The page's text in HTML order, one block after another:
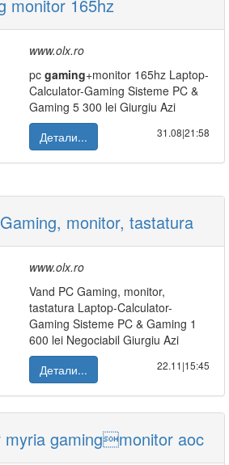
monitor 165hz
www.olx.ro
pc gaming+monitor 165hz Laptop-
Calculator-Gaming Sisteme PC &
Gaming 5 300 lei Giurgiu Azi
Детали...
31.08|21:58
monitor, tastatura
www.olx.ro
Vand PC Gaming, monitor,
tastatura Laptop-Calculator-
Gaming Sisteme PC & Gaming 1
600 lei Negociabil Giurgiu Azi
Детали...
22.11|15:45
myria gamingmonitor aoc